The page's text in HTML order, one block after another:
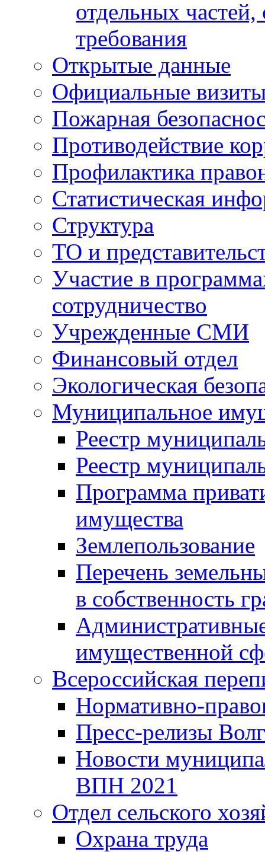
отдельных
требования
Открытые данные
Официальные
Пожарная
Противодействие
Профилактика
Статистическая
Структура
ТО и
Участие в
сотрудничество
Учрежденные СМИ
Финансовый отдел
Экологическая
Муниципальное
Реестр
Реестр
Программа
имущества
Землепользование
Перечень
в собственность
имущественной
Всероссийская
Нормативно-
Пресс-релизы
Новости
ВПН 2021
Отдел сельского
Охрана труда